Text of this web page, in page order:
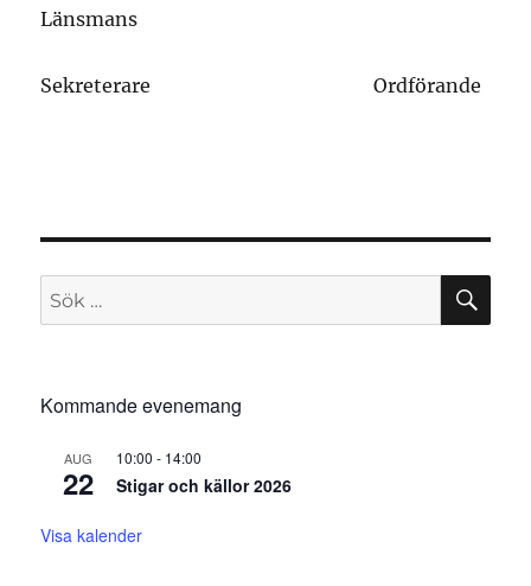
Länsmans
Sekreterare Ordförande
Sök
efter:
Kommande evenemang
AUG
22
10:00 - 14:00
Stigar och källor 2026
Visa kalender